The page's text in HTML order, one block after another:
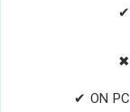
✔
✖
ON PC ✔